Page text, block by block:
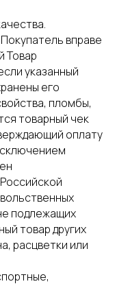
Покупатель вправе
Товар
указанный
его
пломбы,
товарный чек
оплату
подлежащих
товар других
расцветки или